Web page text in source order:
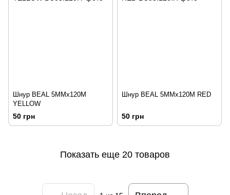
Шнур BEAL 5MMx120M
YELLOW
50 грн
Шнур BEAL 5MMx120M RED
50 грн
Показать еще 20 товаров